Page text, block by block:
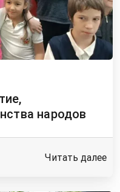
народов
Читать далее